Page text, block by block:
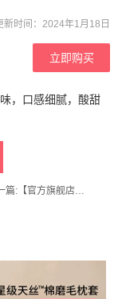
新时间：2024年1月18日
立即购买
，口感细腻，酸甜
篇: 【官方旗舰店】波特小姐比得兔零食礼